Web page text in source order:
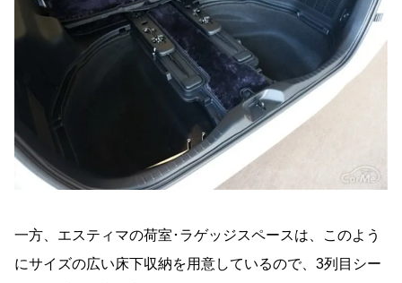
一方、エスティマの荷室･ラゲッジスペースは、このよう
にサイズの広い床下収納を用意しているので、3列目シー